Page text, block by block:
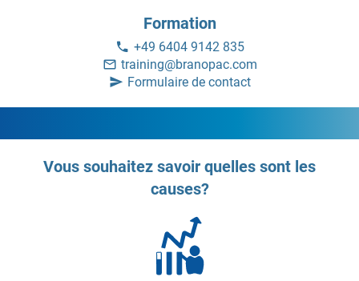
Formation
+49 6404 9142 835
training@branopac.com
Formulaire de contact
Vous souhaitez savoir quelles sont les
causes?